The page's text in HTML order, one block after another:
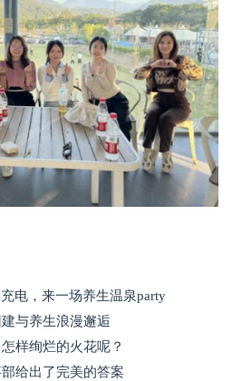
电，来一场养生温泉party
与养生浪漫邂逅
样绚烂的火花呢？
给出了完美的答案